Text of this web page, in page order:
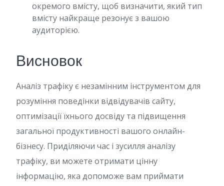
окремого вмісту, щоб визначити, який тип
вмісту найкраще резонує з вашою
аудиторією.
Висновок
Аналіз трафіку є незамінним інструментом для
розуміння поведінки відвідувачів сайту,
оптимізації їхнього досвіду та підвищення
загальної продуктивності вашого онлайн-
бізнесу. Приділяючи час і зусилля аналізу
трафіку, ви можете отримати цінну
інформацію, яка допоможе вам приймати